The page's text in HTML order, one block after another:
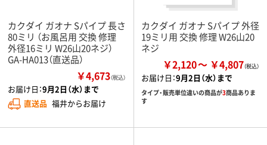
カクダイ ガオナ Sパイプ 長さ
80ミリ （お風呂用 交換 修理
外径16ミリ W26山20ネジ）
GA-HA013（直送品）
￥4,673（税込）
お届け日：9月2日（水）まで
直送品 福井からお届け
カクダイ ガオナ Sパイプ 外径
19ミリ用 交換 修理 W26山20
ネジ
￥2,120 ￥4,807
お届け日：9月2日（水）まで
タイプ・販売単位違いの商品が3商品ありま
す